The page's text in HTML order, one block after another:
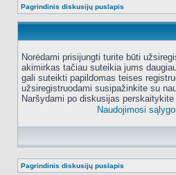
Pagrindinis diskusijų puslapis
Norėdami prisijungti turite būti
akimirkas tačiau suteikia jums
gali suteikti papildomas teises
užsiregistruodami susipažinkite su
Naršydami po diskusijas
Naudojimosi
Pagrindinis diskusijų puslapis